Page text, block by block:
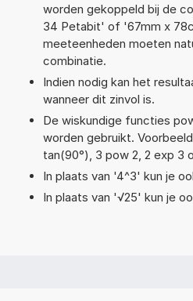
worden gekoppeld bij de
34 Petabit' of '67mm x
meeteenheden moeten
combinatie.
Indien nodig kan het
wanneer dit zinvol is.
De wiskundige functies
worden gebruikt.
tan(90°), 3 pow 2, 2 exp 3
In plaats van '4^3' kun je
In plaats van '√25' kun je